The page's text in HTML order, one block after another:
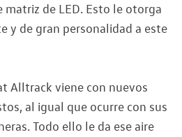
matriz de LED. Esto le otorga
y de gran personalidad a este
Alltrack viene con nuevos
al igual que ocurre con sus
Todo ello le da ese aire